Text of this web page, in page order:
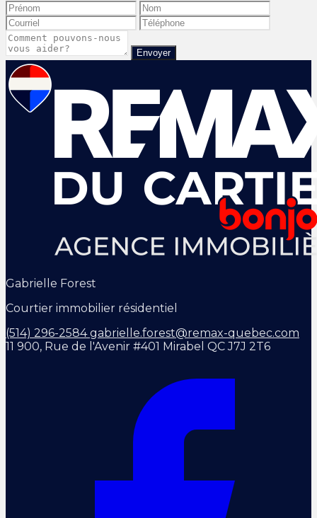
Envoyer
Gabrielle Forest
Courtier immobilier résidentiel
(514) 296-2584gabrielle.forest@remax-quebec.com
11 900, Rue de l'Avenir #401 Mirabel QC J7J 2T6